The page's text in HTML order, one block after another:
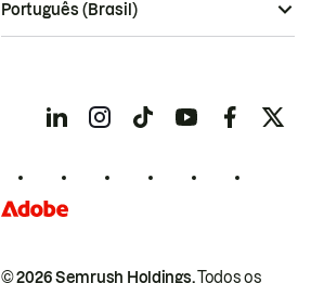
© 2026 Semrush Holdings.Todos os
Português (Brasil)